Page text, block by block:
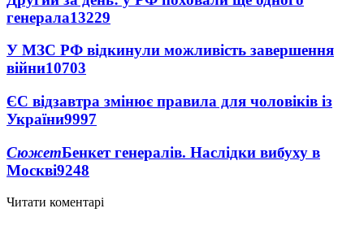
генерала13229
У МЗС РФ відкинули можливість завершення
війни10703
ЄС відзавтра змінює правила для чоловіків із
України9997
СюжетБенкет генералів. Наслідки вибуху в
Москві9248
Читати коментарі